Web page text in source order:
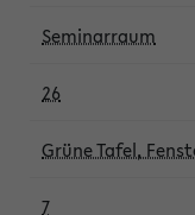
Seminarraum
26
Grüne Tafel,
7